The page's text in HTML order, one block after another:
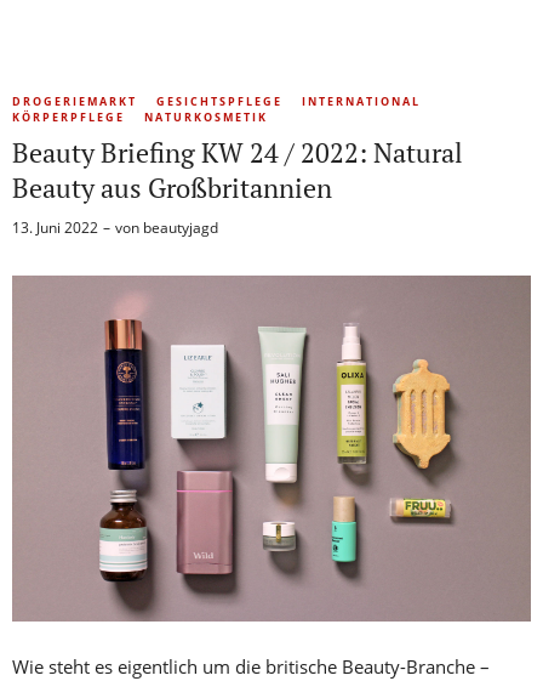
DROGERIEMARKT GESICHTSPFLEGE
INTERNATIONAL
KÖRPERPFLEGE
NATURKOSMETIK
Beauty Briefing KW 24 / 2022: Natural
Beauty aus Großbritannien
13. Juni 2022 von beautyjagd
Wie steht es eigentlich um die britische Beauty-Branche –